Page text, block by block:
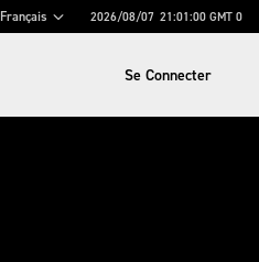
Français 2026/08/07 21:01:00 GMT 0
Se Connecter